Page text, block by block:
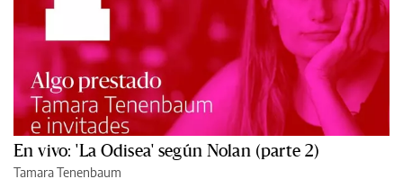
En vivo: 'La Odisea' según Nolan (parte 2)
Tamara Tenenbaum